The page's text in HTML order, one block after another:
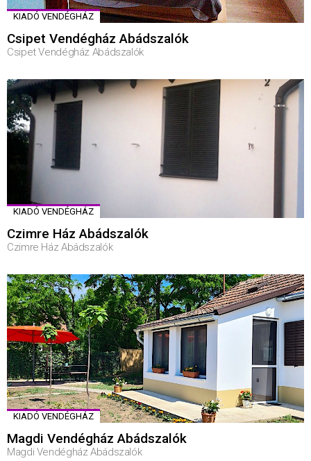
KIADÓ VENDÉGHÁZ
Csipet Vendégház Abádszalók
Csipet Vendégház Abádszalók
KIADÓ VENDÉGHÁZ
Czimre Ház Abádszalók
Czimre Ház Abádszalók
KIADÓ VENDÉGHÁZ
Magdi Vendégház Abádszalók
Magdi Vendégház Abádszalók